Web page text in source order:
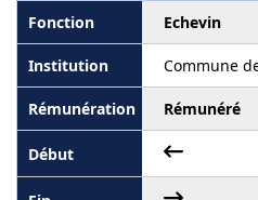
Echevin
Commune
Rémunéré